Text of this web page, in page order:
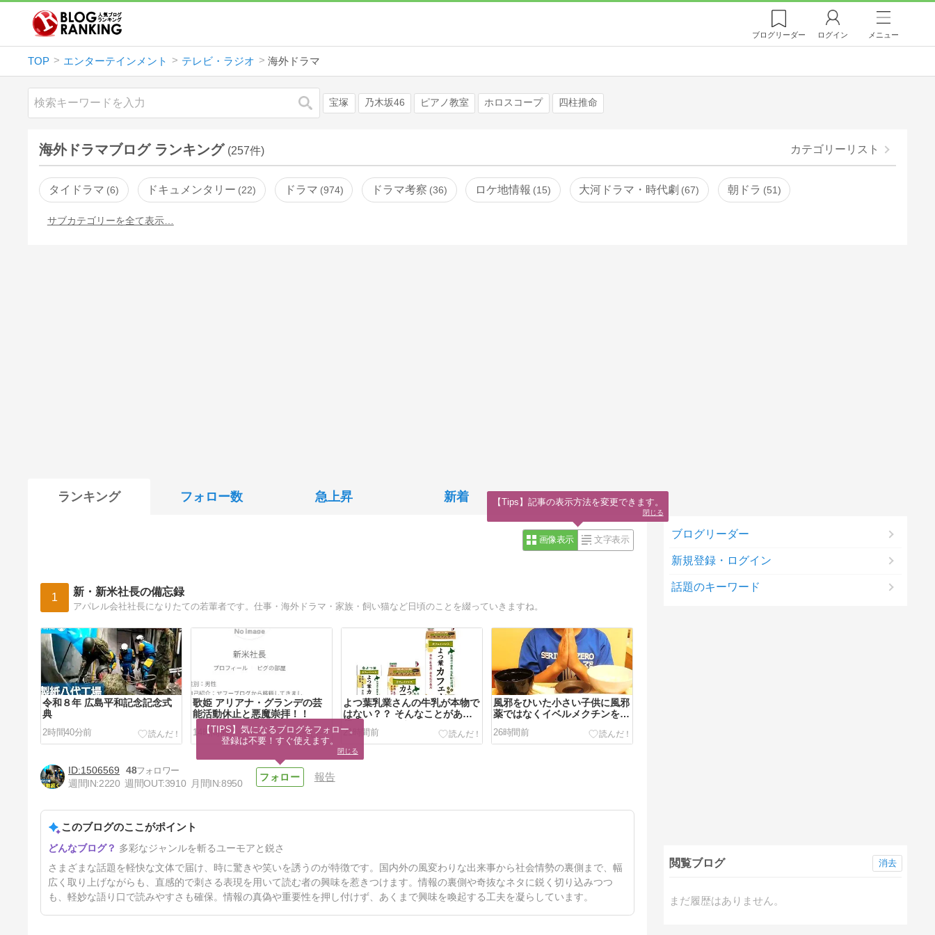
ブログリーダー ログイン メニュー
TOP エンターテインメント テレビ・ラジオ 海外ドラマ
検索 宝塚 乃木坂46 ピアノ教室 ホロスコープ 四柱推命
海外ドラマブログ ランキング (257件) カテゴリーリスト
タイドラマ 6 ドキュメンタリー 22 ドラマ 974 ドラマ考察 36 ロケ地情報 15 大河ドラマ・時代劇 67 朝ドラ 51
サブカテゴリーを全て表示…
ランキング フォロー数 急上昇 新着
画像表示 文字表示
1 新・新米社長の備忘録
アパレル会社社長になりたての若輩者です。仕事・海外ドラマ・家族・飼い猫など日頃のことを綴っていきますね。
令和８年 広島平和記念記念式
典
2時間40分前
歌姫 アリアナ・グランデの芸
能活動休止と悪魔崇拝！！
14時間前
よつ葉乳業さんの牛乳が本物で
はない？？ そんなことがあり
得るのでしょうか？？ (ToT)
21時間前
風邪をひいた小さい子供に風邪
薬ではなくイベルメクチンを飲
ませてみたところ・・・こ、
こ、こんな・・
26時間前
熊本地震の募金、寄付は、日・
本・赤・十・字を通しておこな
所有者は・・
2日前
1506569
48
週間IN:2220 週間OUT:3910 月間IN:8950
報告
このブログのここがポイント
多彩なジャンルを斬るユーモアと鋭さ
さまざまな話題を軽快な文体で届け、時に驚きや笑いを誘うのが特徴です。国内外の風変わりな出来事から社会情勢の裏側まで、幅
広く取り上げながらも、直感的で刺さる表現を用いて読む者の興味を惹きつけます。情報の裏側や奇抜なネタに鋭く切り込みつつ
も、軽妙な語り口で読みやすさも確保。情報の真偽や重要性を押し付けず、あくまで興味を喚起する工夫を凝らしています。
ブログリーダー
新規登録・ログイン
話題のキーワード
閲覧ブログ
まだ履歴はありません。
消去
【TIPS】気になるブログをフォロー。
登録は不要！すぐ使えます。
閉じる
【Tips】記事の表示方法を変更できます。
閉じる